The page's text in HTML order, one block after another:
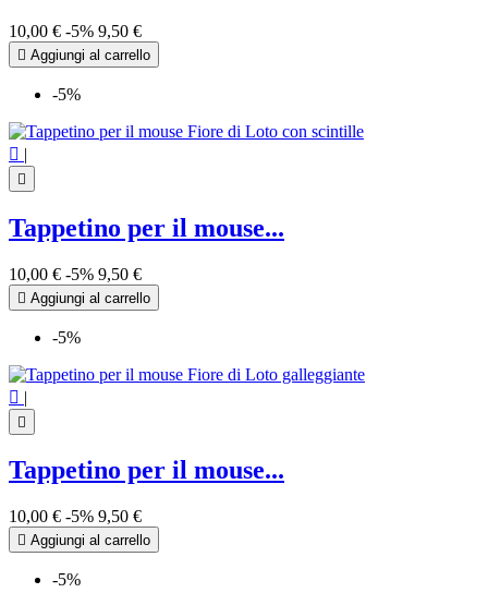
10,00 € -5% 9,50 €
 Aggiungi al carrello
-5%
 |

Tappetino per il mouse...
10,00 € -5% 9,50 €
 Aggiungi al carrello
-5%
 |

Tappetino per il mouse...
10,00 € -5% 9,50 €
 Aggiungi al carrello
-5%